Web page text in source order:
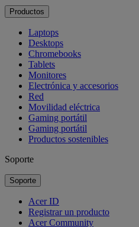
Productos
Laptops
Desktops
Chromebooks
Tablets
Monitores
Electrónica y accesorios
Red
Movilidad eléctrica
Gaming portátil
Gaming portátil
Productos sostenibles
Soporte
Soporte
Acer ID
Registrar un producto
Acer Community